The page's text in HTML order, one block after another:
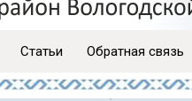
Статьи Обратная связь